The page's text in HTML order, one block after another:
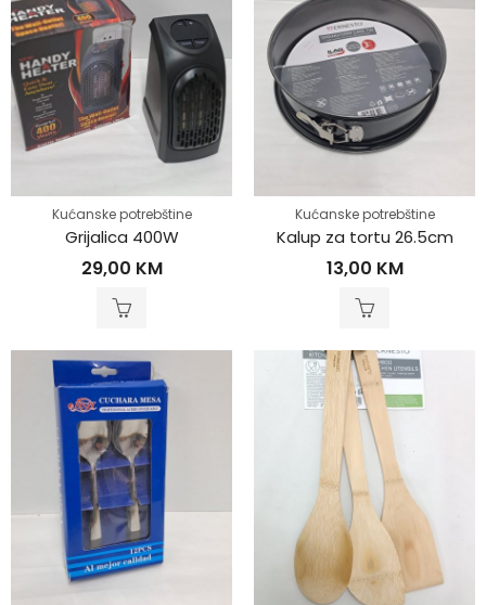
Kućanske potrebštine
Grijalica 400W
29,00 KM
Kućanske potrebštine
Kalup za tortu 26.5cm
13,00 KM